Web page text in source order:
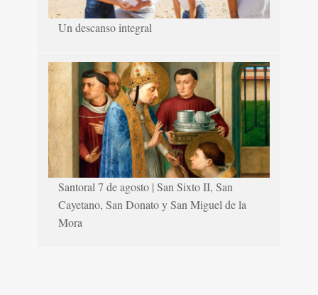
Un descanso integral
Santoral 7 de agosto | San Sixto II, San
Cayetano, San Donato y San Miguel de la
Mora